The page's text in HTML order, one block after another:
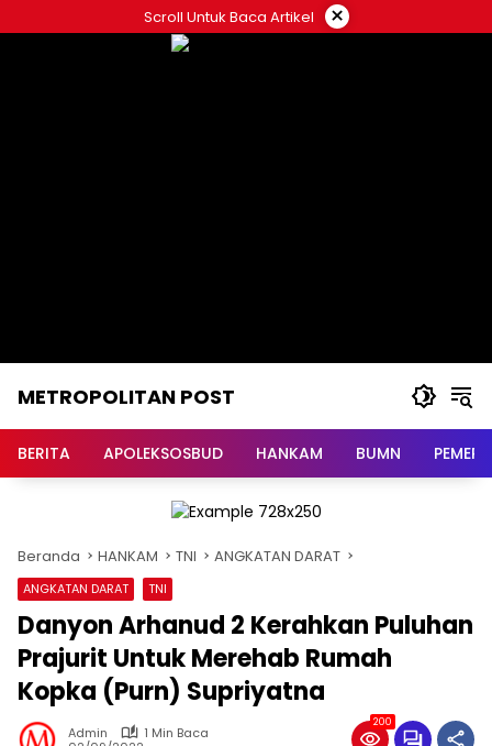
ke
Scroll Untuk Baca Artikel ×
METROPOLITAN POST
BERITA APOLEKSOSBUD HANKAM BUMN
Beranda HANKAM TNI ANGKATAN DARAT
ANGKATAN DARAT TNI
Danyon Arhanud 2 Kerahkan Puluhan
Prajurit Untuk Merehab Rumah
Kopka (Purn) Supriyatna
Admin
1 Min Baca
200